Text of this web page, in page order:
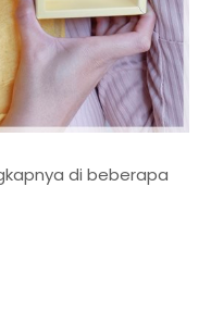
di beberapa